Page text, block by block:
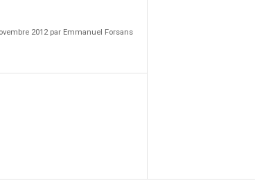
2012 par Emmanuel Forsans